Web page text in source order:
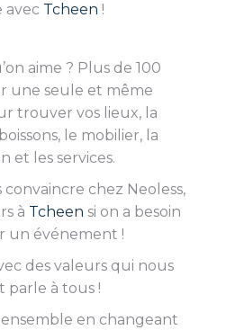
avec Tcheen !
aime ? Plus de 100
une seule et même
trouver vos lieux, la
le mobilier, la
et les services.
convaincre chez Neoless,
à Tcheen si on a besoin
un événement !
des valeurs qui nous
parle à tous !
ensemble en changeant